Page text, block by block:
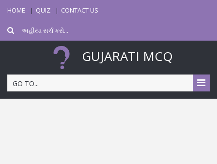
HOME QUIZ CONTACT US
GUJARATI MCQ
GO TO...